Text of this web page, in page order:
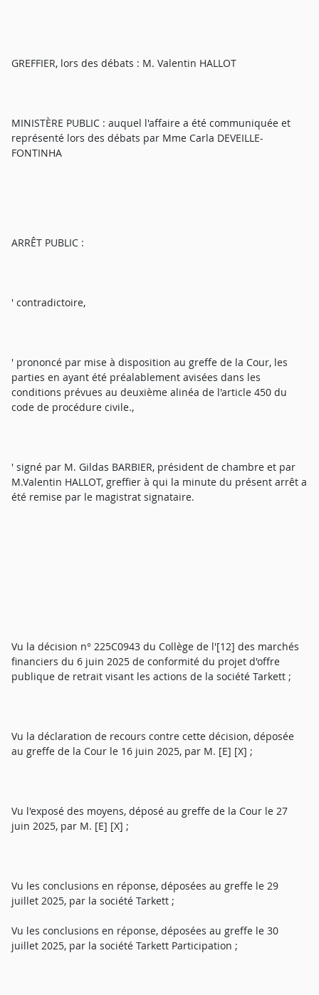
GREFFIER, lors des débats : M. Valentin HALLOT
MINISTÈRE PUBLIC : auquel l'affaire a été communiquée et
représenté lors des débats par Mme Carla DEVEILLE-
FONTINHA
ARRÊT PUBLIC :
' contradictoire,
' prononcé par mise à disposition au greffe de la Cour, les
parties en ayant été préalablement avisées dans les
conditions prévues au deuxième alinéa de l'article 450 du
code de procédure civile.,
' signé par M. Gildas BARBIER, président de chambre et par
M.Valentin HALLOT, greffier à qui la minute du présent arrêt a
été remise par le magistrat signataire.
Vu la décision n° 225C0943 du Collège de l'[12] des marchés
financiers du 6 juin 2025 de conformité du projet d'offre
publique de retrait visant les actions de la société Tarkett ;
Vu la déclaration de recours contre cette décision, déposée
au greffe de la Cour le 16 juin 2025, par M. [E] [X] ;
Vu l'exposé des moyens, déposé au greffe de la Cour le 27
juin 2025, par M. [E] [X] ;
Vu les conclusions en réponse, déposées au greffe le 29
juillet 2025, par la société Tarkett ;
Vu les conclusions en réponse, déposées au greffe le 30
juillet 2025, par la société Tarkett Participation ;